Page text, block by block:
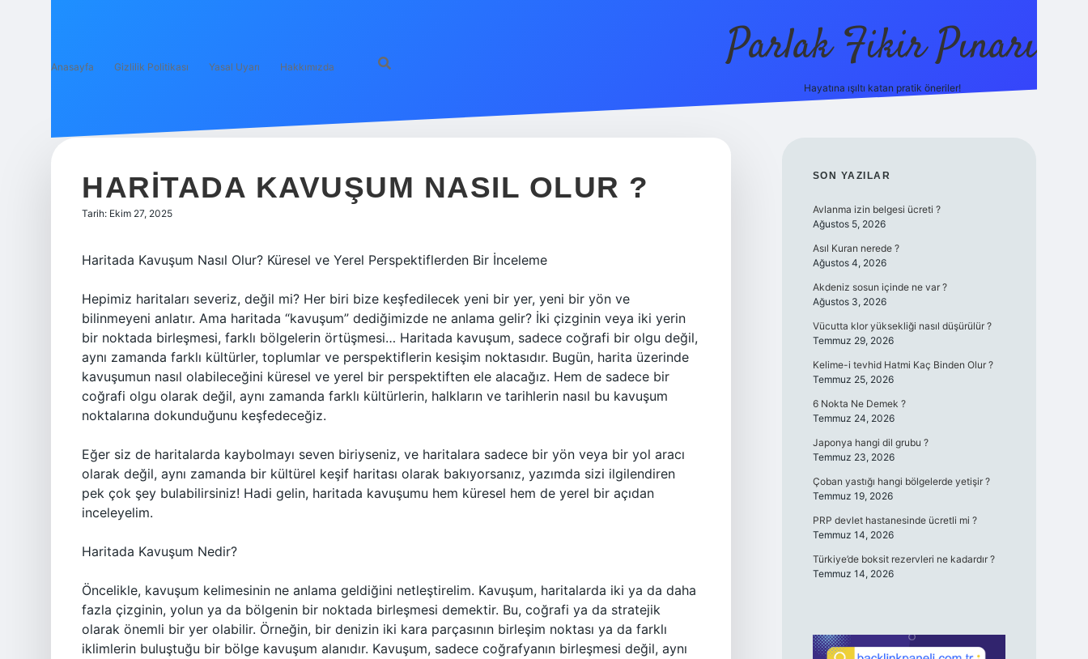
Anasayfa Gizlilik Politikası Yasal Uyarı Hakkımızda Parlak Fikir Pınarı
Hayatına ışıltı katan pratik öneriler!
HARITADA KAVUŞUM NASIL OLUR ?
Tarih: Ekim 27, 2025
Haritada Kavuşum Nasıl Olur? Küresel ve Yerel Perspektiflerden Bir İnceleme
Hepimiz haritaları severiz, değil mi? Her biri bize keşfedilecek yeni bir yer, yeni bir yön ve
bilinmeyeni anlatır. Ama haritada “kavuşum” dediğimizde ne anlama gelir? İki çizginin veya iki yerin
bir noktada birleşmesi, farklı bölgelerin örtüşmesi… Haritada kavuşum, sadece coğrafi bir olgu değil,
aynı zamanda farklı kültürler, toplumlar ve perspektiflerin kesişim noktasıdır. Bugün, harita üzerinde
kavuşumun nasıl olabileceğini küresel ve yerel bir perspektiften ele alacağız. Hem de sadece bir
coğrafi olgu olarak değil, aynı zamanda farklı kültürlerin, halkların ve tarihlerin nasıl bu kavuşum
noktalarına dokunduğunu keşfedeceğiz.
Eğer siz de haritalarda kaybolmayı seven biriyseniz, ve haritalara sadece bir yön veya bir yol aracı
olarak değil, aynı zamanda bir kültürel keşif haritası olarak bakıyorsanız, yazımda sizi ilgilendiren
pek çok şey bulabilirsiniz! Hadi gelin, haritada kavuşumu hem küresel hem de yerel bir açıdan
inceleyelim.
Haritada Kavuşum Nedir?
Öncelikle, kavuşum kelimesinin ne anlama geldiğini netleştirelim. Kavuşum, haritalarda iki ya da daha
fazla çizginin, yolun ya da bölgenin bir noktada birleşmesi demektir. Bu, coğrafi ya da stratejik
olarak önemli bir yer olabilir. Örneğin, bir denizin iki kara parçasının birleşim noktası ya da farklı
iklimlerin buluştuğu bir bölge kavuşum alanıdır. Kavuşum, sadece coğrafyanın birleşmesi değil, aynı
SIDEBAR
SON YAZILAR
Avlanma izin belgesi ücreti ?
Ağustos 5, 2026
Asıl Kuran nerede ?
Ağustos 4, 2026
Akdeniz sosun içinde ne var ?
Ağustos 3, 2026
Vücutta klor yüksekliği nasıl düşürülür ?
Temmuz 29, 2026
Kelime-i tevhid Hatmi Kaç Binden Olur ?
Temmuz 25, 2026
6 Nokta Ne Demek ?
Temmuz 24, 2026
Japonya hangi dil grubu ?
Temmuz 23, 2026
Çoban yastığı hangi bölgelerde yetişir ?
Temmuz 19, 2026
PRP devlet hastanesinde ücretli mi ?
Temmuz 14, 2026
Türkiye’de boksit rezervleri ne kadardır ?
Temmuz 14, 2026